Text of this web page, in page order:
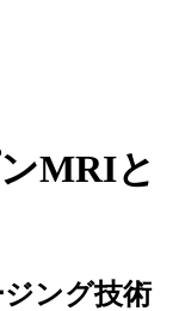
MRIと
ング技術